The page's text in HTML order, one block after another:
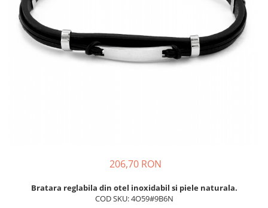
INELE
PIERCING
SETURI BIJUTERII
INELE
BUTONI
BRATARA TIP ROZARIU
LANTURI TIP ROZARIU
206,70 RON
Bratara reglabila din otel inoxidabil si piele naturala.
COD SKU: 4O59#9B6N